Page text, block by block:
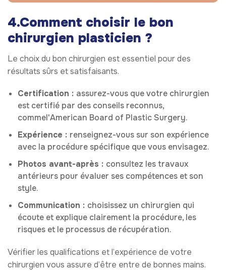
4.Comment choisir le bon
chirurgien plasticien ?
Le choix du bon chirurgien est essentiel pour des
résultats sûrs et satisfaisants.
Certification : assurez-vous que votre chirurgien
est certifié par des conseils reconnus,
commel'American Board of Plastic Surgery.
Expérience : renseignez-vous sur son expérience
avec la procédure spécifique que vous envisagez.
Photos avant-après : consultez les travaux
antérieurs pour évaluer ses compétences et son
style.
Communication : choisissez un chirurgien qui
écoute et explique clairement la procédure, les
risques et le processus de récupération.
Vérifier les qualifications et l’expérience de votre
chirurgien vous assure d’être entre de bonnes mains.